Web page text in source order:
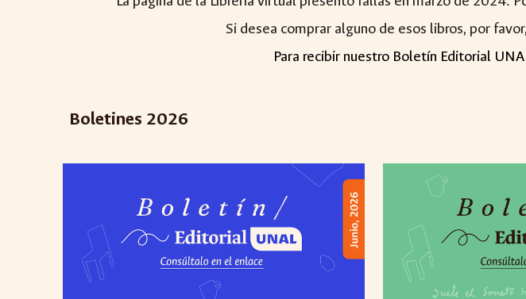
Si desea comprar alguno de esos libros, por
Para recibir nuestro Boletín Editorial
Boletines 2026